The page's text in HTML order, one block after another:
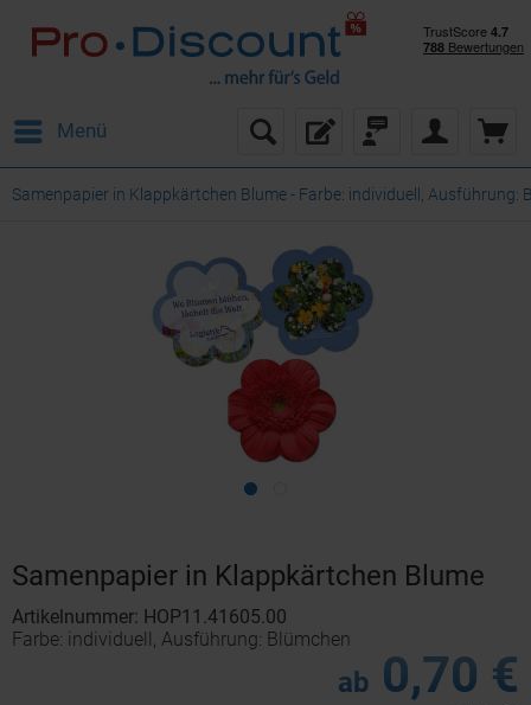
Menü
Samenpapier in Klappkärtchen Blume - Farbe: individuell, Ausführung:
Samenpapier in Klappkärtchen Blume
Artikelnummer: HOP11.41605.00
Farbe: individuell, Ausführung: Blümchen
ab 0,70 €